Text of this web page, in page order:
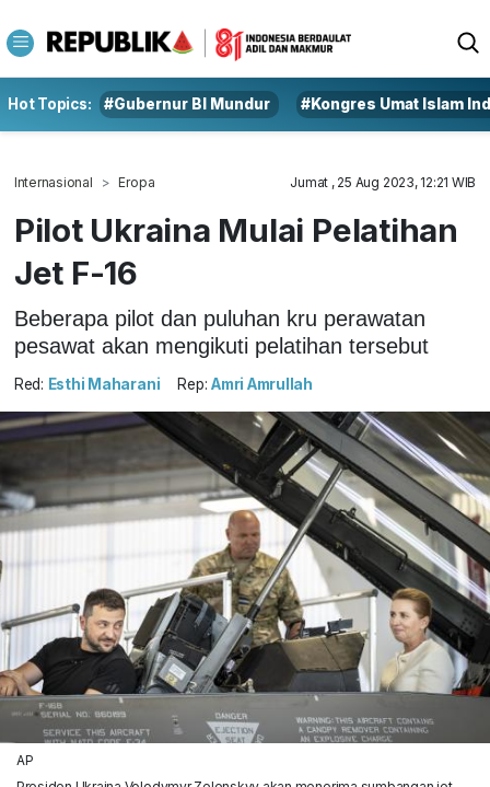
Hot Topics: #Gubernur BI Mundur #Kongres Umat Islam
Internasional Eropa Jumat , 25 Aug 2023, 12:21 WIB
Pilot Ukraina Mulai Pelatihan
Jet F-16
Beberapa pilot dan puluhan kru perawatan
pesawat akan mengikuti pelatihan tersebut
Red: Esthi Maharani Rep: Amri Amrullah
AP